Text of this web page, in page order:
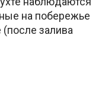
на побережье
залива